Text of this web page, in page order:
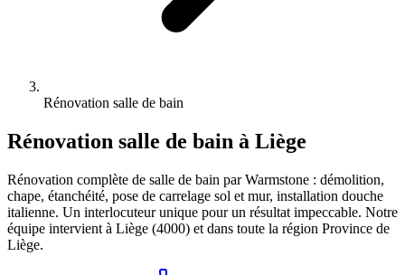
Rénovation salle de bain
Rénovation salle de bain à Liège
Rénovation complète de salle de bain par Warmstone : démolition,
chape, étanchéité, pose de carrelage sol et mur, installation douche
italienne. Un interlocuteur unique pour un résultat impeccable. Notre
équipe intervient à Liège (4000) et dans toute la région Province de
Liège.